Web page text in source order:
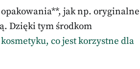
jak np. oryginalne
Dzięki tym środkom
kosmetyku, co jest korzystne dla